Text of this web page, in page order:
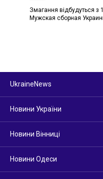
Змагання відбудуться з
Мужская сборная
UkraineNews
Новини України
Новини Вінниці
Новини Одеси